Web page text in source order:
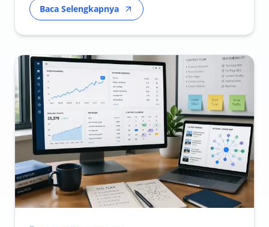
Baca Selengkapnya